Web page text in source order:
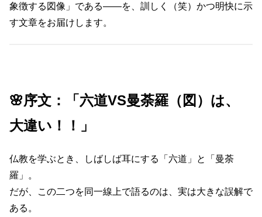
象徴する図像」である――を、訓しく（笑）かつ明快に示
す文章をお届けします。
🌸序文：「六道VS曼荼羅（図）は、
大違い！！」
仏教を学ぶとき、しばしば耳にする「六道」と「曼荼
羅」。
だが、この二つを同一線上で語るのは、実は大きな誤解で
ある。